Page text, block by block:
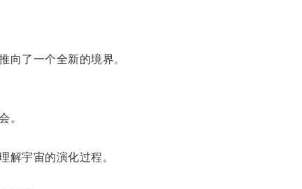
了一个全新的境界。
。
宇宙的演化过程。